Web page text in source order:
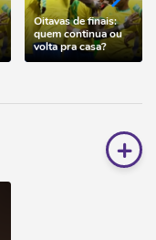
Oitavas de finais:
quem continua ou
volta pra casa?
+